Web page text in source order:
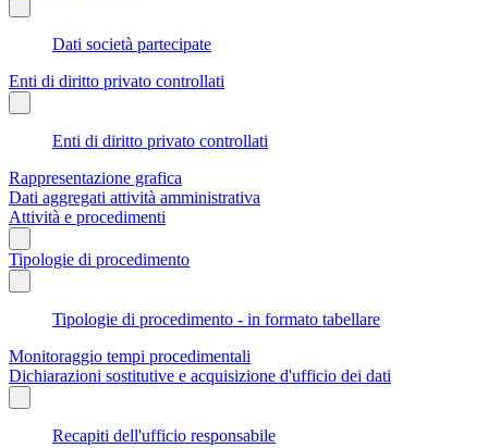
Dati società partecipate
Enti di diritto privato controllati
Enti di diritto privato controllati
Rappresentazione grafica
Dati aggregati attività amministrativa
Attività e procedimenti
Tipologie di procedimento
Tipologie di procedimento - in formato tabellare
Monitoraggio tempi procedimentali
Dichiarazioni sostitutive e acquisizione d'ufficio dei dati
Recapiti dell'ufficio responsabile